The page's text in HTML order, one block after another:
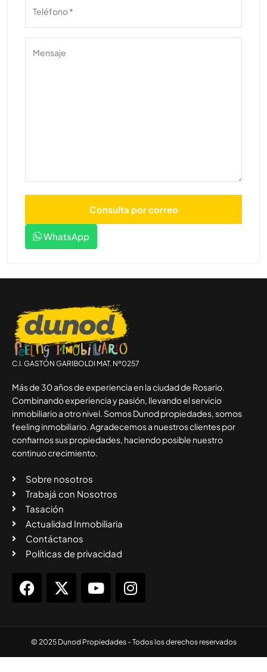
WhatsApp
C.I. GASTÓN GARIBOLDI MAT. Nº0257
Más de 30 años de experiencia en la ciudad de Rosario.
Combinando experiencia y pasión, llevando el servicio
inmobiliario a otro nivel. Somos Dunod propiedades, somos
feeling inmobiliario. Agradecemos a nuestros clientes por
confiarnos sus propiedades, haciendo posible nuestro
continuo crecimiento.
Sobre nosotros
Trabajá con Nosotros
Tasación
Actualidad Inmobiliaria
Contáctanos
Políticas de privacidad
© 2025 Dunod Propiedades - Todos los derechos reservados